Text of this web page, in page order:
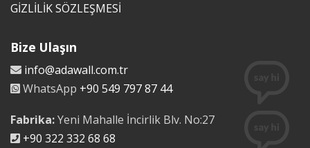
GİZLİLİK SÖZLEŞMESİ
Bize Ulaşın
info@adawall.com.tr
WhatsApp +90 549 797 87 44
Fabrika:Yeni Mahalle İncirlik Blv. No:27
+90 322 332 68 68